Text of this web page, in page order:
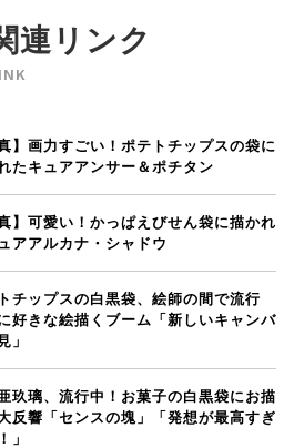
連リンク
真】画力すごい！ポテトチップスの袋に
たキュアアンサー＆ポチタン
真】可愛い！かっぱえびせん袋に描かれ
アアルカナ・シャドウ
チップスの白黒袋、絵師の間で流行
好きな絵描くブーム「新しいキャンバ
」
玖璃、流行中！お菓子の白黒袋にお描
反響「センスの塊」「発想が最高すぎ
」